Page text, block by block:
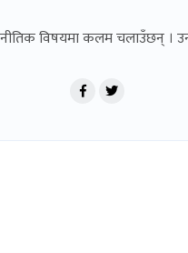
विषयमा कलम चलाउँछन् ।